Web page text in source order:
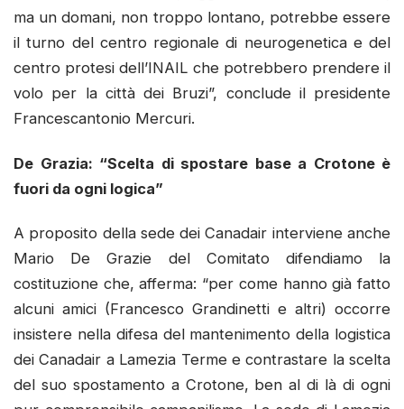
ma un domani, non troppo lontano, potrebbe essere
il turno del centro regionale di neurogenetica e del
centro protesi dell’INAIL che potrebbero prendere il
volo per la città dei Bruzi”, conclude il presidente
Francescantonio Mercuri.
De Grazia: “Scelta di spostare base a Crotone è
fuori da ogni logica”
A proposito della sede dei Canadair interviene anche
Mario De Grazie del Comitato difendiamo la
costituzione che, afferma: “per come hanno già fatto
alcuni amici (Francesco Grandinetti e altri) occorre
insistere nella difesa del mantenimento della logistica
dei Canadair a Lamezia Terme e contrastare la scelta
del suo spostamento a Crotone, ben al di là di ogni